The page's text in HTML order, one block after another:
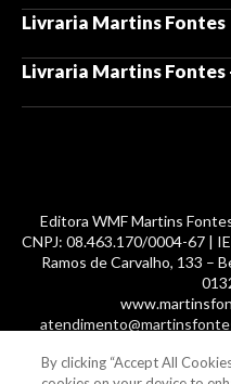
Livraria Martins Fontes
Livraria Martins Fontes
Editora WMF Martins
CNPJ: 08.463.170/0004-67 |
Ramos de Carvalho, 133 –
© 2014 -2026,
By clicking “Accept All